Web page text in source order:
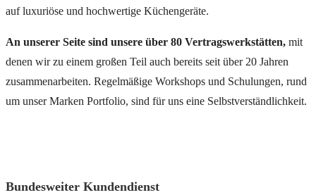
auf luxuriöse und hochwertige Küchengeräte.
An unserer Seite sind unsere über 80 Vertragswerkstätten, mit
denen wir zu einem großen Teil auch bereits seit über 20 Jahren
zusammenarbeiten. Regelmäßige Workshops und Schulungen, rund
um unser Marken Portfolio, sind für uns eine Selbstverständlichkeit.
Bundesweiter Kundendienst